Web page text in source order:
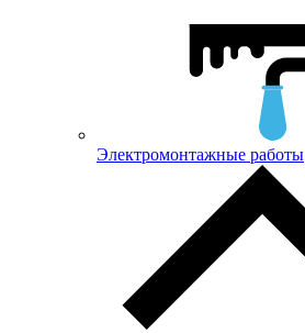
Электромонтажные работы